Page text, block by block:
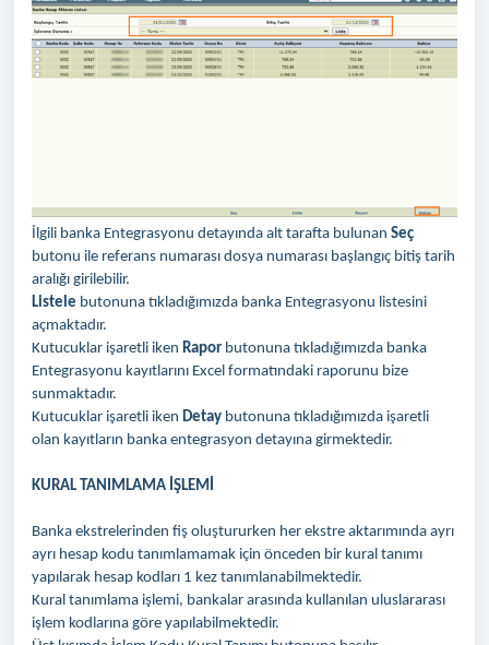
İlgili banka Entegrasyonu detayında alt tarafta bulunan Seç
butonu ile referans numarası dosya numarası başlangıç bitiş tarih
aralığı girilebilir.
Listele butonuna tıkladığımızda banka Entegrasyonu listesini
açmaktadır.
Kutucuklar işaretli iken Rapor butonuna tıkladığımızda banka
Entegrasyonu kayıtlarını Excel formatındaki raporunu bize
sunmaktadır.
Kutucuklar işaretli iken Detay butonuna tıkladığımızda işaretli
olan kayıtların banka entegrasyon detayına girmektedir.
KURAL TANIMLAMA İŞLEMİ
Banka ekstrelerinden fiş oluştururken her ekstre aktarımında ayrı
ayrı hesap kodu tanımlamamak için önceden bir kural tanımı
yapılarak hesap kodları 1 kez tanımlanabilmektedir.
Kural tanımlama işlemi, bankalar arasında kullanılan uluslararası
işlem kodlarına göre yapılabilmektedir.